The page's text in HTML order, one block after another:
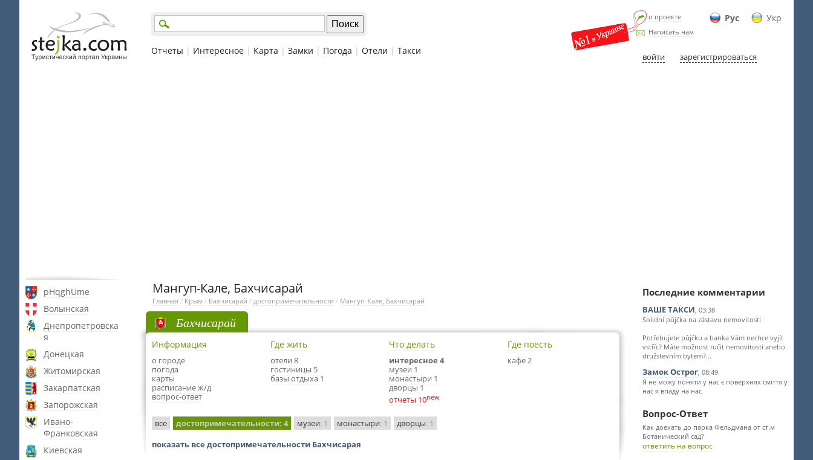
Рус Укр
о проекте
Написать нам
войти зарегистрироваться
Отчеты | Интересное | Карта | Замки | Погода | Отели | Такси
pHqghUme
Волынская
Днепропетровска
я
Донецкая
Житомирская
Закарпатская
Запорожская
Ивано-
Франковская
Киевская
Мангуп-Кале, Бахчисарай
Главная / Крым / Бахчисарай / достопримечательности / Мангуп-Кале, Бахчисарай
Бахчисарай
Информация
о городе
погода
карты
расписание ж/д
вопрос-ответ
Где жить
отели 8
гостиницы 5
базы отдыха 1
Что делать
интересное 4
музеи 1
монастыри 1
дворцы 1
отчеты 10new
Где поесть
кафе 2
все достопримечательности: 4 музеи: 1 монастыри: 1 дворцы: 1
показать все достопримечательности Бахчисарая
Последние комментарии
ВАШЕ ТАКСИ, 03:38
Solidní půjčka na zástavu nemovitosti
Potřebujete půjčku a banka Vám nechce vyjít
vstříc? Máte možnost ručit nemovitosti anebo
družstevním bytem?...
Замок Острог, 08:49
Я не можу поняти у нас є поверхнях сміття у
нас я впаду на нас
Вопрос-Ответ
Как доехать до парка Фельдмана от ст.м
Ботанический сад?
ответить на вопрос